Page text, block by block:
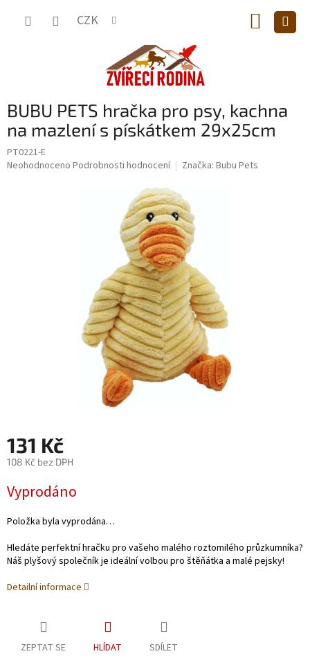
CZK
KOŠÍK
BUBU PETS hračka pro psy, kachna
na mazlení s pískátkem 29x25cm
PT0221-E
Průměrné
Neohodnoceno Podrobnosti hodnocení Značka: Bubu Pets
131 Kč
108 Kč bez DPH
cena:
Vyprodáno
Položka byla vyprodána…
Hledáte perfektní hračku pro vašeho malého roztomilého průzkumníka?
Náš plyšový společník je ideální volbou pro štěňátka a malé pejsky!
Detailní informace
ZEPTAT SE HLÍDAT SDÍLET